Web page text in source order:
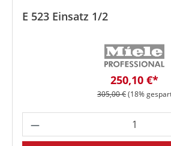
E 523 Einsatz 1/2
250,10 €*
Regulärer Preis:
305,00 €(18%
Produkt Anzahl: Gib